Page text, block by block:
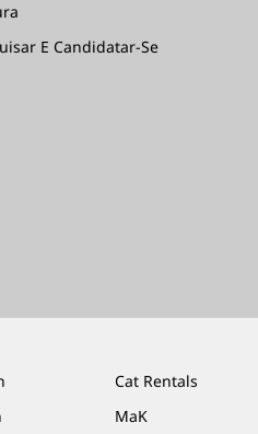
E Candidatar-Se
Cat Rentals
MaK